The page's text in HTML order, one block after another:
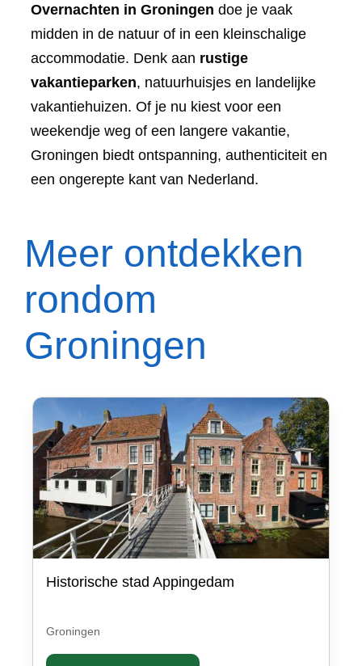
Overnachten in Groningen doe je vaak
midden in de natuur of in een kleinschalige
accommodatie. Denk aan rustige
vakantieparken, natuurhuisjes en landelijke
vakantiehuizen. Of je nu kiest voor een
weekendje weg of een langere vakantie,
Groningen biedt ontspanning, authenticiteit en
een ongerepte kant van Nederland.
Meer ontdekken
rondom
Groningen
Historische stad Appingedam
Groningen